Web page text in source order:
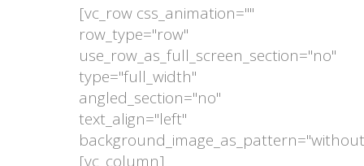
CONTACTA’NS
FES LA TEVA
COMANDA ORIGO!
Fes la teva
nosaltres et seleccionarem el
millor producte perquè el tinguis
apunt per recollir,a la botiga
origo més propera
[vc_row css_animation=""
row_type="row"
use_row_as_full_screen_section="no"
type="full_width"
angled_section="no"
text_align="left"
[vc_column]